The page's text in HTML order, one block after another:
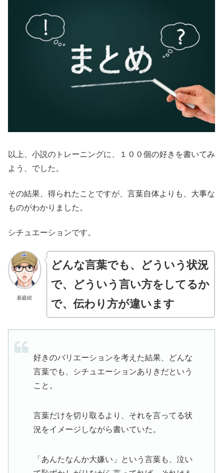
以上、小説のトレーニングに、１００個の好きを書いてみ
よう、でした。
その結果、得られたことですが、言葉自体よりも、大事な
ものがわかりました。
シチュエーションです。
新庭紺
どんな言葉でも、どういう状況
で、どういう言い方をしてるか
で、伝わり方が違います
好きのバリエーションを考えた結果、どんな
言葉でも、シチュエーションありきだという
こと。
言葉だけを切り取るより、それを言ってる状
況をイメージしながら書いていた。
「あんたなんか大嫌い」という言葉も、泣い